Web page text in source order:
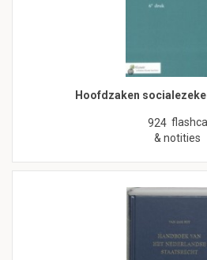
Hoofdzaken
924
& notities